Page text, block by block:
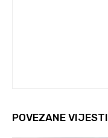
POVEZANE VIJESTI